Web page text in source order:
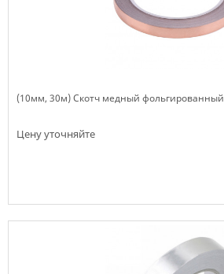
(10мм, 30м) Скотч медный фольгированный
Цену уточняйте